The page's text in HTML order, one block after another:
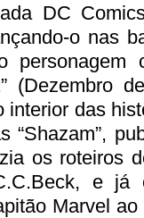
DC
o nas
personagem
(Dezembro
interior das
“Shazam”,
os roteiros
e já
Marvel